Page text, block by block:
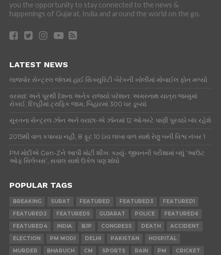
you the opportunity to stay connected to the news &
happenings of Gujarat, India and around the world on the go.
LATEST NEWS
લાજપોર સેન્ટ્રલ જેલમાં હાઈ સિક્યુરિટી બેરેકની ખોલીમાં મોબાઈલ ફોન મળ્યો
વરસાદ અને પૂરથી દેશના અનેક રાજ્યો પરેશાન: અમરનાથ યાત્રા જમ્મુમાં
રોકાઈ, દિલ્હીમાં ટ્રાફિક જામ, બિહારમાં 300 ઘર ડૂબ્યાં
સુરતના સેન્ટ્રલ ઝોન અને વરાછા-એ ઝોનમાં 12 ઓગસ્ટે પાણી પુરવઠો બંધ રહેશે
2015થી વાળ કપાવ્યા નહીં, 8 ફૂટ 10 ઇંચ લાંબા વાળ સાથે રેણુ બની વિશ્વ નંબર 1
PM મોદીએ Gen-Zને આપી મોટી શીખ: કહ્યું- જીવનની પરીક્ષામાં બધું ‘આઉટ
ઓફ સિલેબસ’, સવાલ સાથે ઉકેલ પણ શોધો
POPULAR TAGS
BREAKING SURAT FEATURED FEATURED3
FEATURED1
FEATURED2
FEATURED5 GUJARAT POLICE
FEATURED6
FEATURED4
INDIA BJP CONGRESS DEATH
ACCIDENT
ELECTION
PM MODI DELHI PAKISTAN
HOSPITAL
MURDER
BHARUCH CM SPORTS RAIN PM CRICKET